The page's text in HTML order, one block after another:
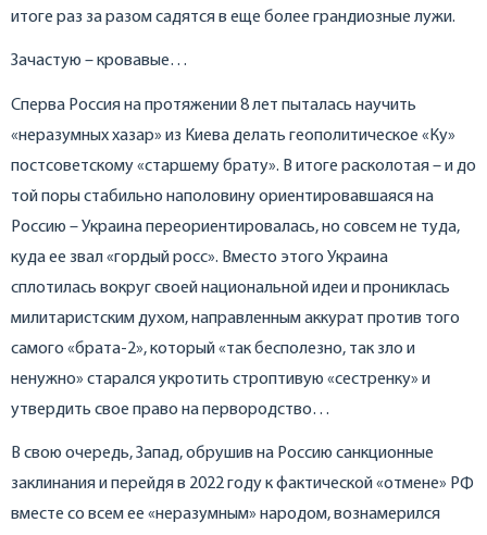
итоге раз за разом садятся в еще более грандиозные лужи.
Зачастую – кровавые…
Сперва Россия на протяжении 8 лет пыталась научить
«неразумных хазар» из Киева делать геополитическое «Ку»
постсоветскому «старшему брату». В итоге расколотая – и до
той поры стабильно наполовину ориентировавшаяся на
Россию – Украина переориентировалась, но совсем не туда,
куда ее звал «гордый росс». Вместо этого Украина
сплотилась вокруг своей национальной идеи и прониклась
милитаристским духом, направленным аккурат против того
самого «брата-2», который «так бесполезно, так зло и
ненужно» старался укротить строптивую «сестренку» и
утвердить свое право на первородство…
В свою очередь, Запад, обрушив на Россию санкционные
заклинания и перейдя в 2022 году к фактической «отмене» РФ
вместе со всем ее «неразумным» народом, вознамерился